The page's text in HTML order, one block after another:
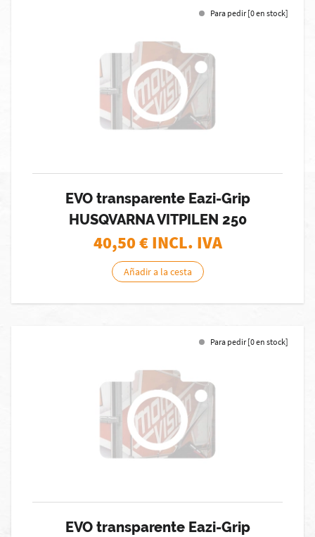
Para pedir [0 en stock]
EVO transparente Eazi-Grip
HUSQVARNA VITPILEN 250
40,50€ INCL. IVA
Añadir a la cesta
Para pedir [0 en stock]
EVO transparente Eazi-Grip